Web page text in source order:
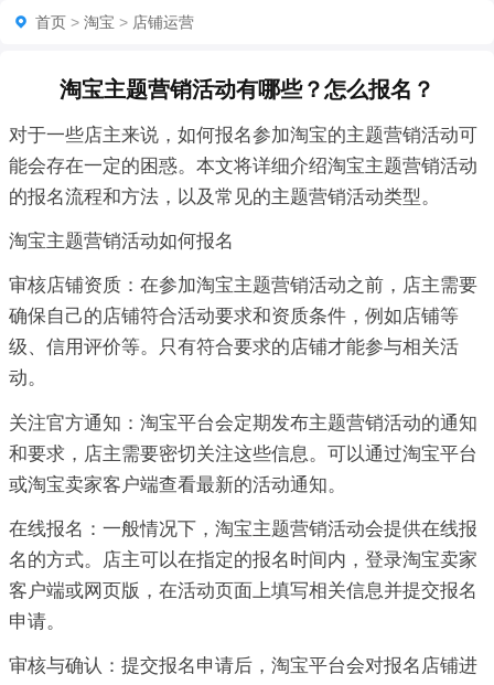
首页 > 淘宝 > 店铺运营
淘宝主题营销活动有哪些？怎么报名？
对于一些店主来说，如何报名参加淘宝的主题营销活动可
能会存在一定的困惑。本文将详细介绍淘宝主题营销活动
的报名流程和方法，以及常见的主题营销活动类型。
淘宝主题营销活动如何报名
审核店铺资质：在参加淘宝主题营销活动之前，店主需要
确保自己的店铺符合活动要求和资质条件，例如店铺等
级、信用评价等。只有符合要求的店铺才能参与相关活
动。
关注官方通知：淘宝平台会定期发布主题营销活动的通知
和要求，店主需要密切关注这些信息。可以通过淘宝平台
或淘宝卖家客户端查看最新的活动通知。
在线报名：一般情况下，淘宝主题营销活动会提供在线报
名的方式。店主可以在指定的报名时间内，登录淘宝卖家
客户端或网页版，在活动页面上填写相关信息并提交报名
申请。
审核与确认：提交报名申请后，淘宝平台会对报名店铺进